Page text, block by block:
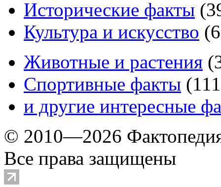
Исторические факты (
Культура и искусство (
Животные и растения (
Спортивные факты (111
и другие интересные
© 2010—2026
Все права защищены